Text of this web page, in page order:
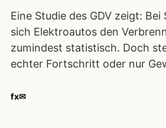
Eine Studie des GDV zeigt:
sich Elektroautos den
zumindest statistisch. Doch
echter Fortschritt oder nur
fx✉